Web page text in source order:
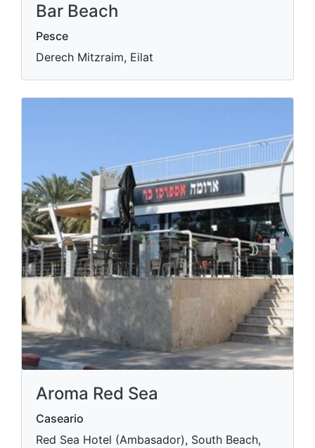
Bar Beach
Pesce
Derech Mitzraim, Eilat
Aroma Red Sea
Caseario
Red Sea Hotel (Ambasador), South Beach,